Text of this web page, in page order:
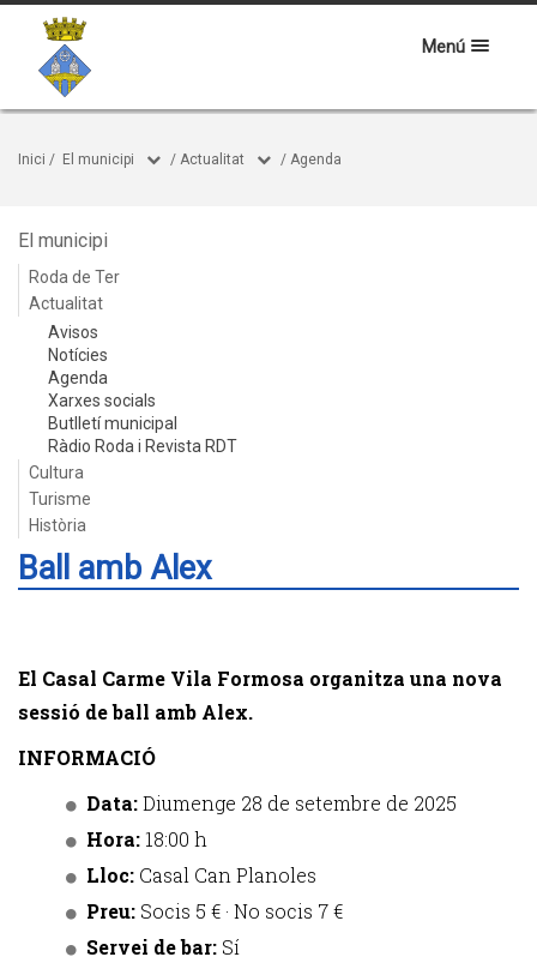
Menú
Inici / El municipi / Actualitat / Agenda
El municipi
Roda de Ter
Actualitat
Avisos
Notícies
Agenda
Xarxes socials
Butlletí municipal
Ràdio Roda i Revista RDT
Cultura
Turisme
Història
Ball amb Alex
El Casal Carme Vila Formosa organitza una nova
sessió de ball amb Alex.
INFORMACIÓ
Data:Diumenge 28 de setembre de 2025
Hora: 18:00 h
Lloc: Casal Can Planoles
Preu: Socis 5 € · No socis 7 €
Servei de bar: Sí